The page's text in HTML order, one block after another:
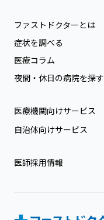
ファストドクターとは
症状を調べる
医療コラム
夜間・休日の病院を探す
医療機関向けサービス
自治体向けサービス
医師採用情報